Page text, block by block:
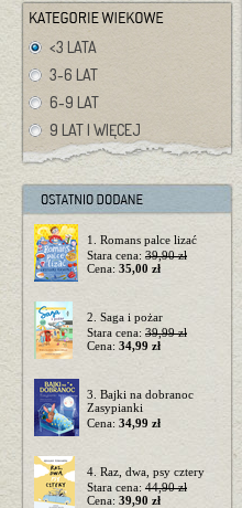
<3 LATA
3-6 LAT
6-9 LAT
9 LAT I WIĘCEJ
1. Romans palce lizać
Stara cena: 39,90 zł
Cena: 35,00 zł
2. Saga i pożar
Stara cena: 39,99 zł
Cena: 34,99 zł
3. Bajki na dobranoc
Zasypianki
Cena: 34,99 zł
4. Raz, dwa, psy cztery
Stara cena: 44,90 zł
Cena: 39,90 zł